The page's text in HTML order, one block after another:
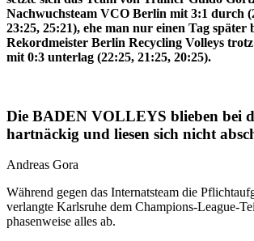
Nachwuchsteam VCO Berlin mit 3:1 durch
23:25, 25:21), ehe man nur einen Tag später
Rekordmeister Berlin Recycling Volleys
mit 0:3 unterlag (22:25, 21:25, 20:25).
Die BADEN VOLLEYS blieben bei
hartnäckig und liesen sich nicht
Andreas Gora
Während gegen das Internatsteam die
verlangte Karlsruhe dem Champions-League-
phasenweise alles ab.